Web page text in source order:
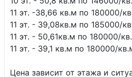
11 эт. -38,66 кв.м по 180000/
11 эт. - 39,08кв.м по 185000/
11 эт. - 50,61кв.м по 180000/
11 эт. - 39,1 кв.м по 180000/
Цена зависит от этажа и